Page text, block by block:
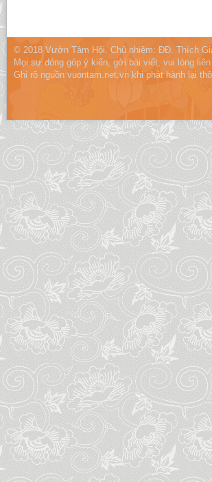
© 2018 Vườn Tâm Hội. Chủ nhiệm: ĐĐ. Thích
Mọi sự đóng góp ý kiến, gởi bài viết, vui lòng liên
Ghi rõ nguồn vuontam.net.vn khi phát hành lại